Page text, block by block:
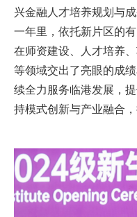
兴金融人才培养规划与
一年里，依托新片区的
在师资建设、人才培养
等领域交出了亮眼的成
续全力服务临港发展，
持模式创新与产业融合